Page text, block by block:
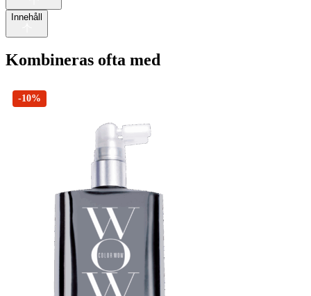
Innehåll
Kombineras ofta med
-10%